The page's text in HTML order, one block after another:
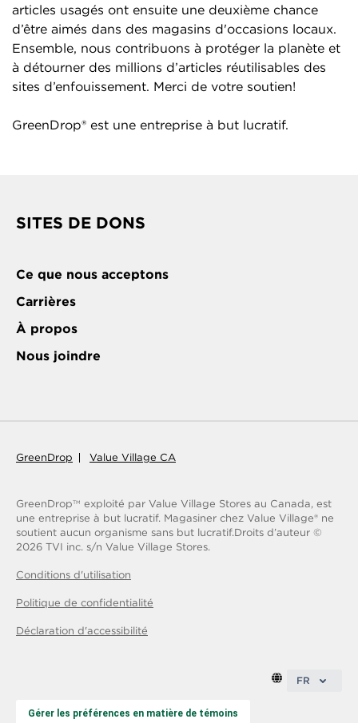
articles usagés ont ensuite une deuxième chance
d’être aimés dans des magasins d'occasions locaux.
Ensemble, nous contribuons à protéger la planète et
à détourner des millions d’articles réutilisables des
sites d’enfouissement. Merci de votre soutien!
GreenDrop® est une entreprise à but lucratif.
SITES DE DONS
Ce que nous acceptons
Carrières
À propos
Nous joindre
GreenDrop Value Village CA
GreenDropTM
exploité par Value Village Stores au Canada, est
une entreprise à but lucratif. Magasiner chez Value Village® ne
soutient aucun organisme sans but lucratif.Droits d’auteur ©
2026 TVI inc. s/n Value Village Stores.
Conditions d'utilisation
Politique de confidentialité
Déclaration d'accessibilité
FR
Gérer les préférences en matière de témoins